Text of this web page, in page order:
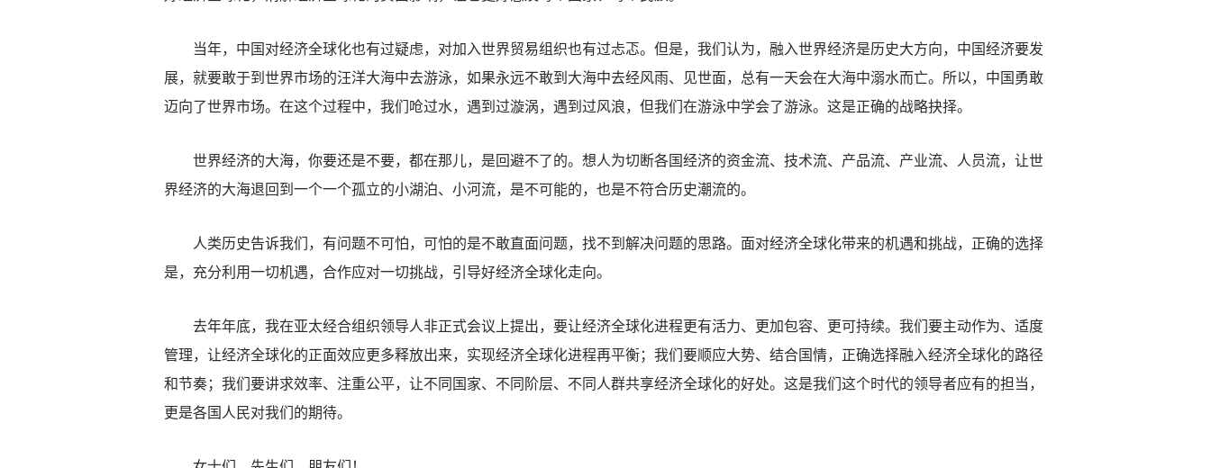
当年，中国对经济全球化也有过疑虑，对加入世界贸易组织也有过忐忑。但是，我们认为，融入世界经济是历史大方向，中国经济要发
展，就要敢于到世界市场的汪洋大海中去游泳，如果永远不敢到大海中去经风雨、见世面，总有一天会在大海中溺水而亡。所以，中国勇敢
迈向了世界市场。在这个过程中，我们呛过水，遇到过漩涡，遇到过风浪，但我们在游泳中学会了游泳。这是正确的战略抉择。
世界经济的大海，你要还是不要，都在那儿，是回避不了的。想人为切断各国经济的资金流、技术流、产品流、产业流、人员流，让世
界经济的大海退回到一个一个孤立的小湖泊、小河流，是不可能的，也是不符合历史潮流的。
人类历史告诉我们，有问题不可怕，可怕的是不敢直面问题，找不到解决问题的思路。面对经济全球化带来的机遇和挑战，正确的选择
是，充分利用一切机遇，合作应对一切挑战，引导好经济全球化走向。
去年年底，我在亚太经合组织领导人非正式会议上提出，要让经济全球化进程更有活力、更加包容、更可持续。我们要主动作为、适度
管理，让经济全球化的正面效应更多释放出来，实现经济全球化进程再平衡；我们要顺应大势、结合国情，正确选择融入经济全球化的路径
和节奏；我们要讲求效率、注重公平，让不同国家、不同阶层、不同人群共享经济全球化的好处。这是我们这个时代的领导者应有的担当，
更是各国人民对我们的期待。